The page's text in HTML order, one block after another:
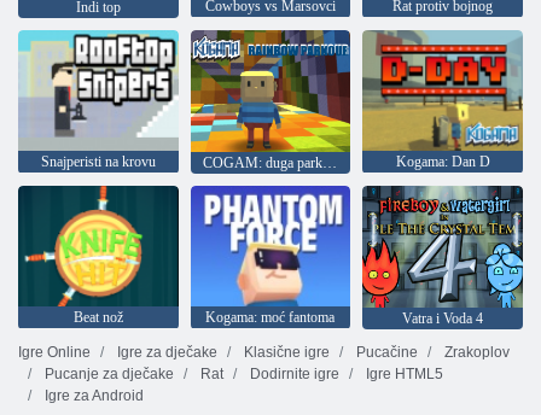
Indi top Cowboys vs Marsovci Rat protiv bojnog
Snajperisti na krovu COGAM: duga parkour Kogama: Dan D
Beat nož Kogama: moć fantoma
Vatra i Voda 4
Igre Online
Igre za dječake Klasične igre Pucačine
Zrakoplov
Pucanje za dječake
Rat Dodirnite igre
Igre HTML5
Igre za Android